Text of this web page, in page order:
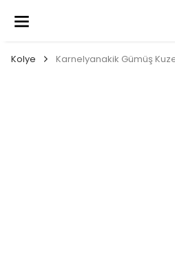
Kolye Karnelyanakik Gümüş